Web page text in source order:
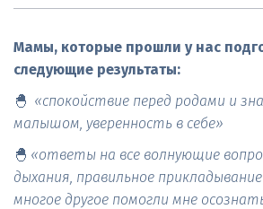
Мамы, которые прошли у нас
следующие результаты:
🐣 «спокойствие перед родами и
малышом, уверенность в себе»
🐣 «ответы на все волнующие
дыхания, правильное
многое другое помогли мне